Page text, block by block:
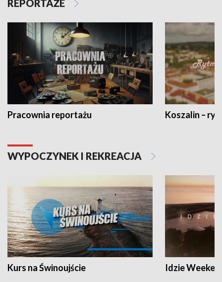
REPORTAŻE
Pracownia reportażu Koszalin –
WYPOCZYNEK I REKREACJA
Kurs na Świnoujście Idzie